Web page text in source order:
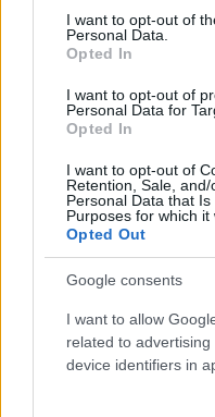
consent section.
I want to opt-out of
Personal Data.
Opted In
I want to opt-out of
Personal Data for
Opted In
I want to opt-out of
Retention, Sale,
Personal Data that
Purposes for which it
Opted Out
Google consents
I want to allow
related to
device identifiers in
Χεζμπολάχ: Πώς το
Mirsad-1 «τρύπησε»
Τα φονικά drones στο
μεγάλη ανησυχία στον
14.10.2024 11:11